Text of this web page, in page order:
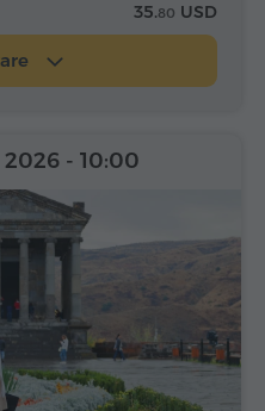
35.80 USD
2026 - 10:00